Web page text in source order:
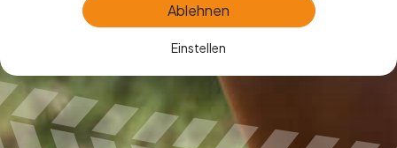
Ablehnen
Einstellen